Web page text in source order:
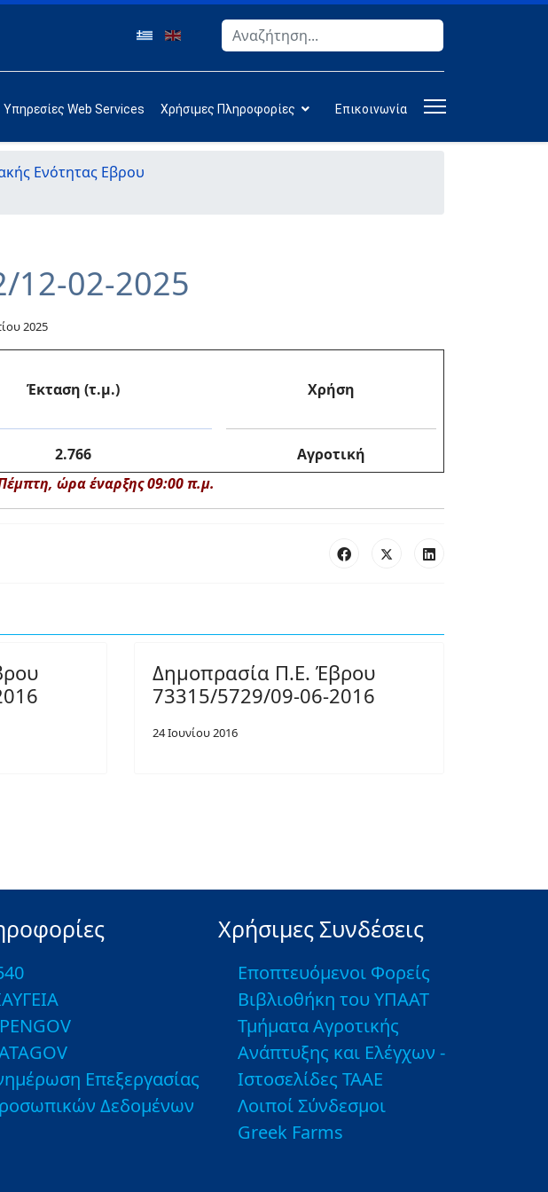
Αναζήτηση
Υπηρεσίες Web Services Χρήσιμες Πληροφορίες Επικοινωνία
Ενότητας Εβρου
12-02-2025
2025
Έκταση (τ.μ.) Χρήση
2.766
Αγροτική
ώρα έναρξης 09:00 π.μ.
Δημοπρασία Π.Ε. Έβρου
73315/5729/09-06-2016
24 Ιουνίου 2016
Επεξεργασίας
Δεδομένων
Χρήσιμες Συνδέσεις
Εποπτευόμενοι Φορείς
Βιβλιοθήκη του ΥΠΑΑΤ
Τμήματα Αγροτικής
Ανάπτυξης και Ελέγχων -
Ιστοσελίδες ΤΑΑΕ
Λοιποί Σύνδεσμοι
Greek Farms